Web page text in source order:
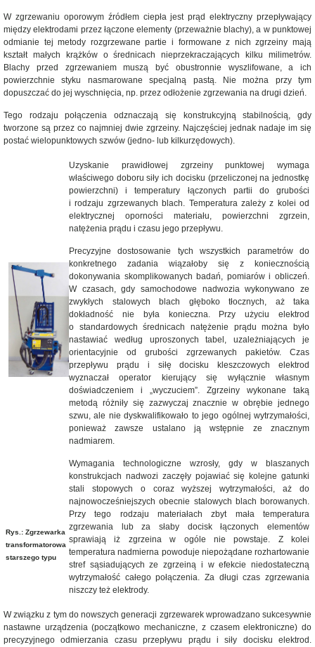
W zgrzewaniu oporowym źródłem ciepła jest prąd elektryczny przepływający
między elektrodami przez łączone elementy (przeważnie blachy), a w punktowej
odmianie tej metody rozgrzewane partie i formowane z nich zgrzeiny mają
kształt małych krążków o średnicach nieprzekraczających kilku milimetrów.
Blachy przed zgrzewaniem muszą być obustronnie wyszlifowane, a ich
powierzchnie styku nasmarowane specjalną pastą. Nie można przy tym
dopuszczać do jej wyschnięcia, np. przez odłożenie zgrzewania na drugi dzień.
Tego rodzaju połączenia odznaczają się konstrukcyjną stabilnością, gdy
tworzone są przez co najmniej dwie zgrzeiny. Najczęściej jednak nadaje im się
postać wielopunktowych szwów (jedno- lub kilkurzędowych).
Uzyskanie prawidłowej zgrzeiny punktowej wymaga
właściwego doboru siły ich docisku (przeliczonej na jednostkę
powierzchni) i temperatury łączonych partii do grubości
i rodzaju zgrzewanych blach. Temperatura zależy z kolei od
elektrycznej oporności materiału, powierzchni zgrzein,
natężenia prądu i czasu jego przepływu.
Precyzyjne dostosowanie tych wszystkich parametrów do
konkretnego zadania wiązałoby się z koniecznością
dokonywania skomplikowanych badań, pomiarów i obliczeń.
W czasach, gdy samochodowe nadwozia wykonywano ze
zwykłych stalowych blach głęboko tłocznych, aż taka
dokładność nie była konieczna. Przy użyciu elektrod
o standardowych średnicach natężenie prądu można było
nastawiać według uproszonych tabel, uzależniających je
orientacyjnie od grubości zgrzewanych pakietów. Czas
przepływu prądu i siłę docisku kleszczowych elektrod
wyznaczał operator kierujący się wyłącznie własnym
doświadczeniem i „wyczuciem”. Zgrzeiny wykonane taką
metodą różniły się zazwyczaj znacznie w obrębie jednego
szwu, ale nie dyskwalifikowało to jego ogólnej wytrzymałości,
ponieważ zawsze ustalano ją wstępnie ze znacznym
nadmiarem.
Wymagania technologiczne wzrosły, gdy w blaszanych
konstrukcjach nadwozi zaczęły pojawiać się kolejne gatunki
stali stopowych o coraz wyższej wytrzymałości, aż do
najnowocześniejszych obecnie stalowych blach borowanych.
Przy tego rodzaju materiałach zbyt mała temperatura
zgrzewania lub za słaby docisk łączonych elementów
sprawiają iż zgrzeina w ogóle nie powstaje. Z kolei
temperatura nadmierna powoduje niepożądane rozhartowanie
stref sąsiadujących ze zgrzeiną i w efekcie niedostateczną
wytrzymałość całego połączenia. Za długi czas zgrzewania
niszczy też elektrody.
Rys.: Zgrzewarka
transformatorowa
starszego typu
W związku z tym do nowszych generacji zgrzewarek wprowadzano sukcesywnie
nastawne urządzenia (początkowo mechaniczne, z czasem elektroniczne) do
precyzyjnego odmierzania czasu przepływu prądu i siły docisku elektrod.